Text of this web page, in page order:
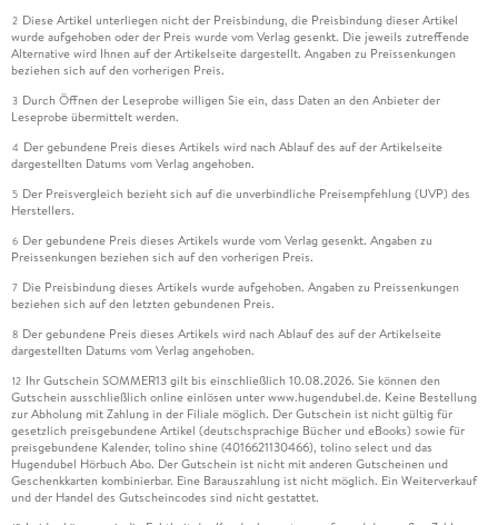
2 Diese Artikel unterliegen nicht der Preisbindung, die Preisbindung dieser Artikel
wurde aufgehoben oder der Preis wurde vom Verlag gesenkt. Die jeweils zutreffende
Alternative wird Ihnen auf der Artikelseite dargestellt. Angaben zu Preissenkungen
beziehen sich auf den vorherigen Preis.
3 Durch Öffnen der Leseprobe willigen Sie ein, dass Daten an den Anbieter der
Leseprobe übermittelt werden.
4 Der gebundene Preis dieses Artikels wird nach Ablauf des auf der Artikelseite
dargestellten Datums vom Verlag angehoben.
5 Der Preisvergleich bezieht sich auf die unverbindliche Preisempfehlung (UVP) des
Herstellers.
6 Der gebundene Preis dieses Artikels wurde vom Verlag gesenkt. Angaben zu
Preissenkungen beziehen sich auf den vorherigen Preis.
7 Die Preisbindung dieses Artikels wurde aufgehoben. Angaben zu Preissenkungen
beziehen sich auf den letzten gebundenen Preis.
8 Der gebundene Preis dieses Artikels wird nach Ablauf des auf der Artikelseite
dargestellten Datums vom Verlag angehoben.
12 Ihr Gutschein SOMMER13 gilt bis einschließlich 10.08.2026. Sie können den
Gutschein ausschließlich online einlösen unter www.hugendubel.de. Keine Bestellung
zur Abholung mit Zahlung in der Filiale möglich. Der Gutschein ist nicht gültig für
gesetzlich preisgebundene Artikel (deutschsprachige Bücher und eBooks) sowie für
preisgebundene Kalender, tolino shine (4016621130466), tolino select und das
Hugendubel Hörbuch Abo. Der Gutschein ist nicht mit anderen Gutscheinen und
Geschenkkarten kombinierbar. Eine Barauszahlung ist nicht möglich. Ein Weiterverkauf
und der Handel des Gutscheincodes sind nicht gestattet.